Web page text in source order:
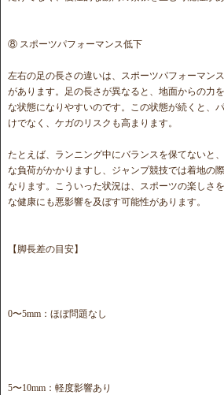
⑧ スポーツパフォーマンス低下
左右の足の長さの違いは、スポーツパフォーマン
があります。足の長さが異なると、地面からの力
な状態になりやすいのです。この状態が続くと、
けでなく、ケガのリスクも高まります。
たとえば、ランニング中にバランスを保てないと
な負荷がかかりますし、ジャンプ競技では着地の
なります。こういった状況は、スポーツの楽しさ
な健康にも悪影響を及ぼす可能性があります。
【脚長差の目安】
0〜5mm：ほぼ問題なし
5〜10mm：軽度影響あり